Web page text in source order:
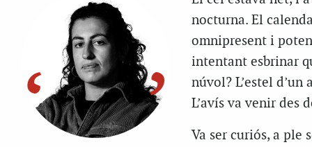
nocturna. El
omnipresent i
intentant esbrinar
núvol? L’estel
L’avís va venir
Va ser curiós, a ple